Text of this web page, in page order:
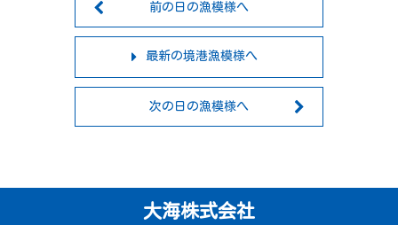
前の日の漁模様へ
最新の境港漁模様へ
次の日の漁模様へ
大海株式会社